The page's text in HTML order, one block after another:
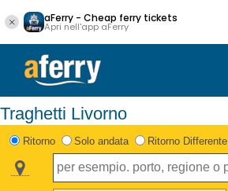
aFerry - Cheap ferry tickets
Apri nell'app aFerry
Traghetti Livorno
Ritorno Solo andata Ritorno Differente